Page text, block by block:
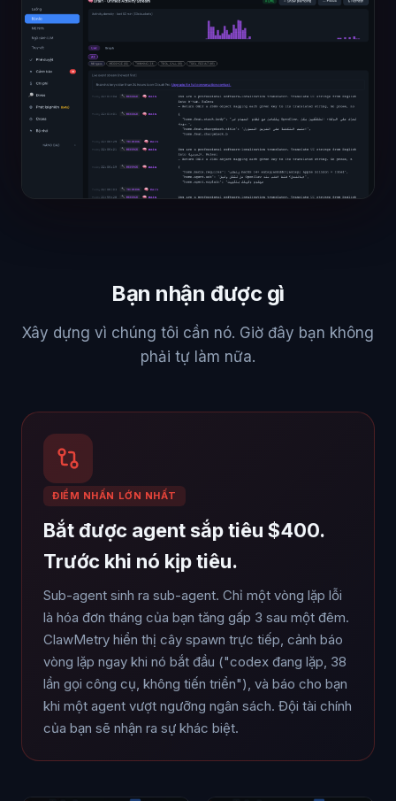
Bạn nhận được gì
Xây dựng vì chúng tôi cần nó. Giờ đây bạn không
phải tự làm nữa.
ĐIỂM NHẤN LỚN NHẤT
Bắt được agent sắp tiêu $400.
Trước khi nó kịp tiêu.
Sub-agent sinh ra sub-agent. Chỉ một vòng lặp lỗi
là hóa đơn tháng của bạn tăng gấp 3 sau một đêm.
ClawMetry hiển thị cây spawn trực tiếp, cảnh báo
vòng lặp ngay khi nó bắt đầu ("codex đang lặp, 38
lần gọi công cụ, không tiến triển"), và báo cho bạn
khi một agent vượt ngưỡng ngân sách. Đội tài chính
của bạn sẽ nhận ra sự khác biệt.